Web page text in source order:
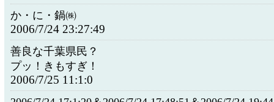
か・に・鍋㈱
2006/7/24 23:27:49
善良な千葉県民？
プッ！きもすぎ！
2006/7/25 11:1:0